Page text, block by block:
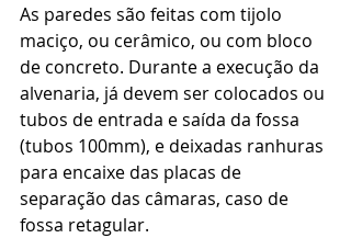
As paredes são feitas com tijolo
maciço, ou cerâmico, ou com bloco
de concreto. Durante a execução da
alvenaria, já devem ser colocados ou
tubos de entrada e saída da fossa
(tubos 100mm), e deixadas ranhuras
para encaixe das placas de
separação das câmaras, caso de
fossa retagular.